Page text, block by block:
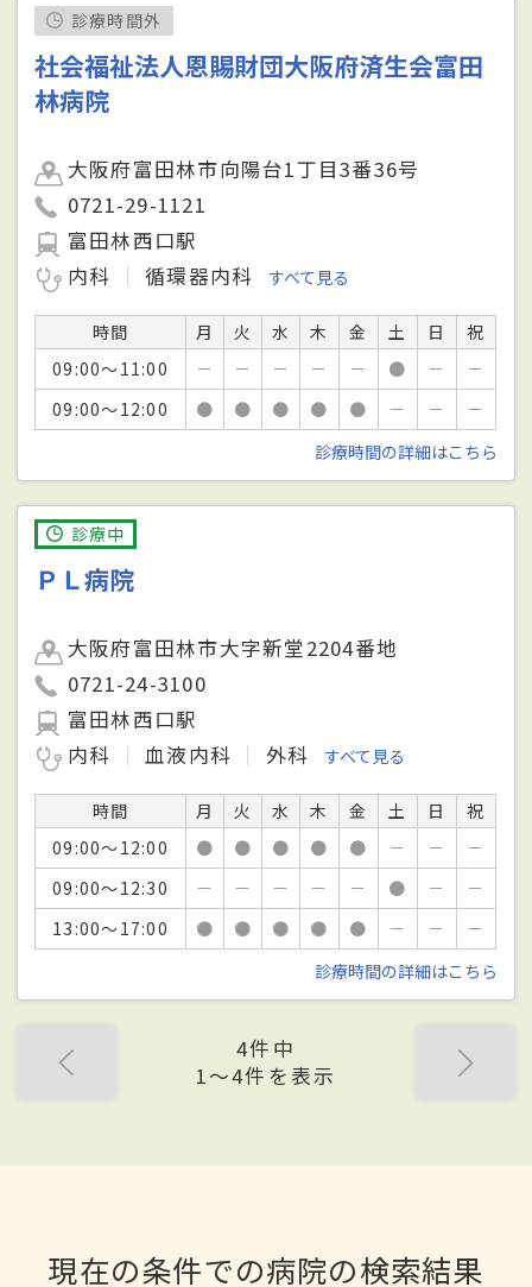
診療時間外
社会福祉法人恩賜財団大阪府済生会富田
林病院
大阪府富田林市向陽台1丁目3番36号
0721-29-1121
富田林西口駅
内科
循環器内科 すべて見る
時間 月 火 水 木 金 土 日
祝
09:00～11:00
－ － － － － ● －
－
09:00～12:00
● ● ● ● ● － －
－
診療時間の詳細はこちら
診療中
ＰＬ病院
大阪府富田林市大字新堂2204番地
0721-24-3100
富田林西口駅
内科
血液内科 外科 すべて見る
時間 月 火 水 木 金 土 日
祝
09:00～12:00
● ● ● ● ● － －
－
09:00～12:30
－ － － － － ● －
－
13:00～17:00
● ● ● ● ● － －
－
診療時間の詳細はこちら
4件中
1〜4件を表示
現在の条件での病院の検索結果